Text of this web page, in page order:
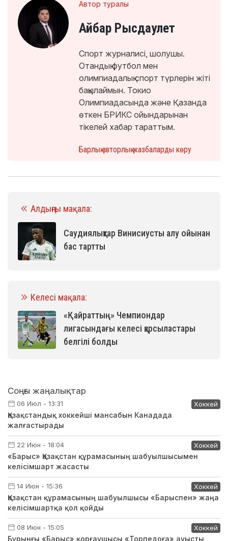
Автор туралы
Айбар Рысдаулет
Спорт журналисі, шолушы.
Отандық футбол мен
олимпиадалық спорт түрлерін жіті
бақылаймын. Токио
Олимпиадасында және Қазанда
өткен БРИКС ойындарынан
тікелей хабар тараттым.
Барлық авторлық жазбаларды көру
Алдыңғы мақала:
Саудиялықтар Винисиусты алу ойынан
бас тартты
Келесі мақала:
«Қайраттың» Чемпиондар
лигасындағы келесі қарсыластары
белгілі болды
Соңғы жаңалықтар
06 Июл - 13:31 Хоккей
Қазақстандық хоккейші мансабын Канадада
жалғастырады
22 Июн - 18:04 Хоккей
«Барыс» Қазақстан құрамасының шабуылшысымен
келісімшарт жасасты
14 Июн - 15:36 Хоккей
Қазақстан құрамасының шабуылшысы «Барыспен» жаңа
келісімшартқа қол қойды
08 Июн - 15:05 Хоккей
Бұрынғы «Барыс» қорғаушысы «Торпедоға» ауысты